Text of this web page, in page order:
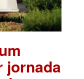
jornada